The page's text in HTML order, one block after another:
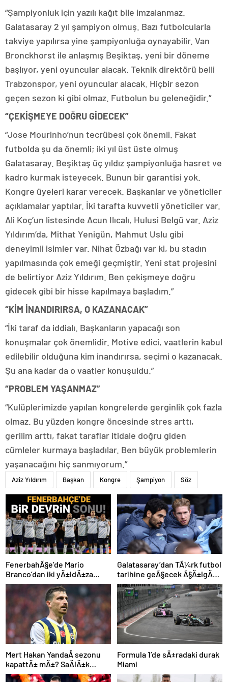
“Şampiyonluk için yazılı kağıt bile imzalanmaz.
Galatasaray 2 yıl şampiyon olmuş. Bazı futbolcularla
takviye yapılırsa yine şampiyonluğa oynayabilir. Van
Bronckhorst ile anlaşmış Beşiktaş, yeni bir döneme
başlıyor, yeni oyuncular alacak. Teknik direktörü belli
Trabzonspor, yeni oyuncular alacak. Hiçbir sezon
geçen sezon ki gibi olmaz. Futbolun bu geleneğidir.”
“ÇEKİŞMEYE DOĞRU GİDECEK”
“Jose Mourinho’nun tecrübesi çok önemli. Fakat
futbolda şu da önemli; iki yıl üst üste olmuş
Galatasaray. Beşiktaş üç yıldız şampiyonluğa hasret ve
kadro kurmak isteyecek. Bunun bir garantisi yok.
Kongre üyeleri karar verecek. Başkanlar ve yöneticiler
açıklamalar yaptılar. İki tarafta kuvvetli yöneticiler var.
Ali Koç’un listesinde Acun Ilıcalı, Hulusi Belgü var. Aziz
Yıldırım’da, Mithat Yenigün, Mahmut Uslu gibi
deneyimli isimler var. Nihat Özbağı var ki, bu stadın
yapılmasında çok emeği geçmiştir. Yeni stat projesini
de belirtiyor Aziz Yıldırım. Ben çekişmeye doğru
gidecek gibi bir hisse kapılmaya başladım.”
“KİM İNANDIRIRSA, O KAZANACAK”
“İki taraf da iddialı. Başkanların yapacağı son
konuşmalar çok önemlidir. Motive edici, vaatlerin kabul
edilebilir olduğuna kim inandırırsa, seçimi o kazanacak.
Şu ana kadar da o vaatler konuşuldu.”
“PROBLEM YAŞANMAZ”
“Kulüplerimizde yapılan kongrelerde gerginlik çok fazla
olmaz. Bu yüzden kongre öncesinde stres arttı,
gerilim arttı, fakat taraflar itidale doğru giden
cümleler kurmaya başladılar. Ben büyük problemlerin
yaşanacağını hiç sanmıyorum.”
Aziz Yıldırım Başkan Kongre Şampiyon Söz
FenerbahÃ§e’de Mario
Branco’dan iki yÄ±ldÄ±za
veda mesajÄ±: “Gelecek
sezon yoksunuz”
Galatasaray’dan TÃ¼rk futbol
tarihine geÃ§ecek Ã§Ä±lgÄ±n
plan: Manchester City’den
Ã§ifte imza
Mert Hakan YandaÅ sezonu
kapattÄ± mÄ±? SaÄlÄ±k
durumu hakkÄ±nda
Formula 1’de sÄ±radaki durak
Miami